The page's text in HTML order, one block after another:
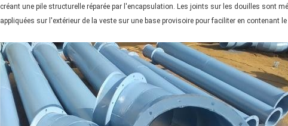
créant une pile structurelle réparée par l'encapsulation. Les joints sur les douilles sont
appliquées sur l'extérieur de la veste sur une base provisoire pour faciliter en contenant